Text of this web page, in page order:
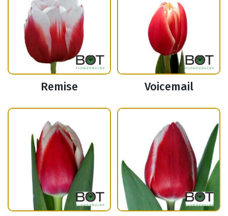
Remise Voicemail